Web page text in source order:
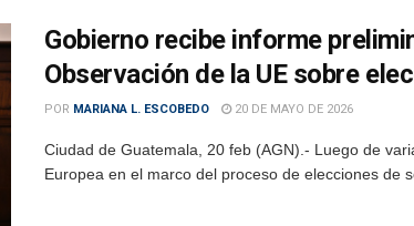
Gobierno recibe informe
Observación de la UE sobre
POR MARIANA L. ESCOBEDO 20 DE MAYO DE 2026
Ciudad de Guatemala, 20 feb (AGN).- Luego de
Europea en el marco del proceso de elecciones de